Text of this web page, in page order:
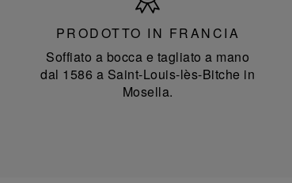
Francia
PRODOTTO IN FRANCIA
Soffiato a bocca e tagliato a mano
dal 1586 a Saint-Louis-lès-Bitche in
Mosella.